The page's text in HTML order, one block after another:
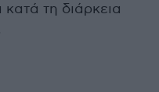
τη διάρκεια